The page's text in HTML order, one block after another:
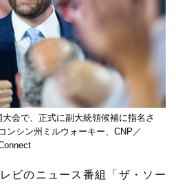
会で、正式に副大統領候補に指名さ
ンシン州ミルウォーキー、CNP／
ビのニュース番組「ザ・ソー